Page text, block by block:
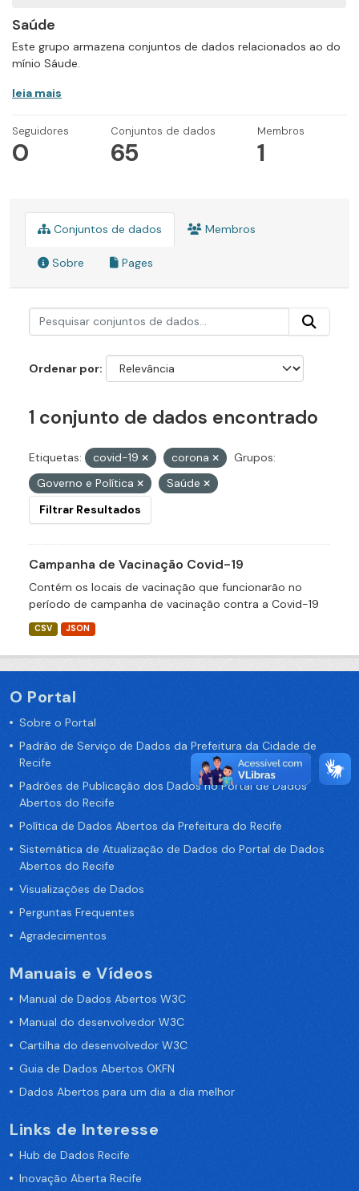
Saúde
Este grupo armazena conjuntos de dados relacionados ao do
mínio Sáude.
leia mais
Seguidores
0
Conjuntos de dados
65
Membros
1
Conjuntos de dados Membros
Sobre Pages
Ordenar por
1 conjunto de dados encontrado
Etiquetas: covid-19 corona
Grupos:
Governo e Política
Saúde
Filtrar Resultados
Campanha de Vacinação Covid-19
Contém os locais de vacinação que funcionarão no
período de campanha de vacinação contra a Covid-19
CSV JSON
O Portal
Sobre o Portal
Padrão de Serviço de Dados da Prefeitura da Cidade de
Recife
Padrões de Publicação dos Dados no Portal de Dados
Abertos do Recife
Política de Dados Abertos da Prefeitura do Recife
Sistemática de Atualização de Dados do Portal de Dados
Abertos do Recife
Visualizações de Dados
Perguntas Frequentes
Agradecimentos
Manuais e Vídeos
Manual de Dados Abertos W3C
Manual do desenvolvedor W3C
Cartilha do desenvolvedor W3C
Guia de Dados Abertos OKFN
Dados Abertos para um dia a dia melhor
Links de Interesse
Hub de Dados Recife
Inovação Aberta Recife